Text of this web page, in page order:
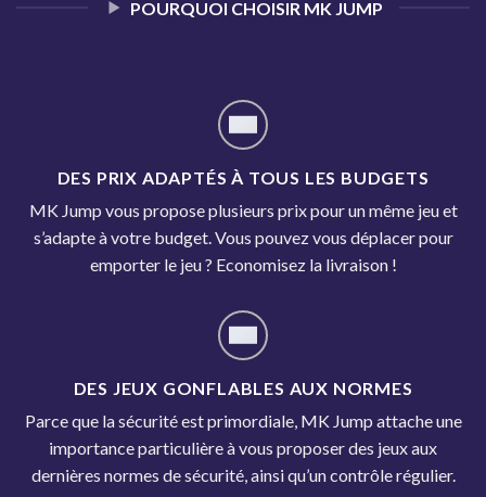
POURQUOI CHOISIR MK JUMP
DES PRIX ADAPTÉS À TOUS LES BUDGETS
MK Jump vous propose plusieurs prix pour un même jeu et
s’adapte à votre budget. Vous pouvez vous déplacer pour
emporter le jeu ? Economisez la livraison !
DES JEUX GONFLABLES AUX NORMES
Parce que la sécurité est primordiale, MK Jump attache une
importance particulière à vous proposer des jeux aux
dernières normes de sécurité, ainsi qu’un contrôle régulier.